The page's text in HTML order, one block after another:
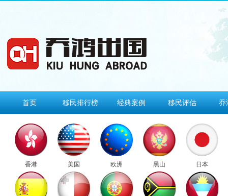
首页 移民排行榜 经典案例 移民评估 乔
香港 美国 欧洲 黑山 日本